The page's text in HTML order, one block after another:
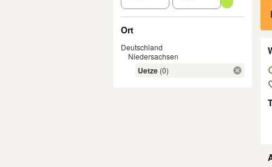
Ort
Deutschland
Niedersachsen
Uetze (0)